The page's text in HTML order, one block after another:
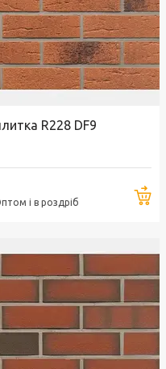
R228 DF9
і в роздріб